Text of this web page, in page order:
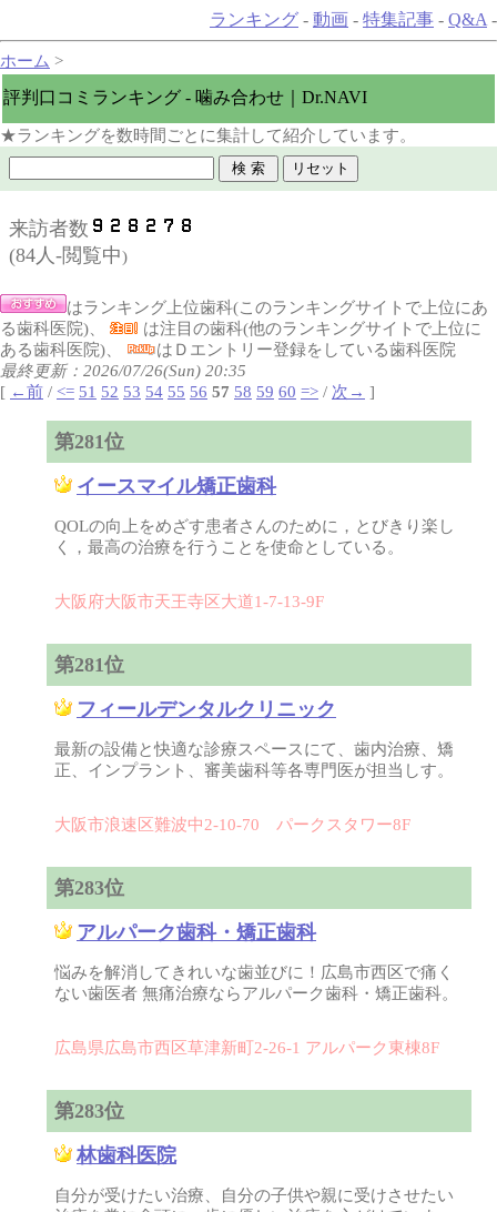
ランキング - 動画 - 特集記事 - Q&A -
ホーム >
評判口コミランキング - 噛み合わせ｜Dr.NAVI
★ランキングを数時間ごとに集計して紹介しています。
来訪者数
(84人-閲覧中)
はランキング上位歯科(このランキングサイトで上位にあ
る歯科医院)、
は注目の歯科(他のランキングサイトで上位に
ある歯科医院)、
はＤエントリー登録をしている歯科医院
最終更新：2026/07/26(Sun) 20:35
[ ←前 / <= 51 52 53 54 55 56 57 58 59 60 => / 次→ ]
第281位
イースマイル矯正歯科
QOLの向上をめざす患者さんのために，とびきり楽し
く，最高の治療を行うことを使命としている。
大阪府大阪市天王寺区大道1-7-13-9F
第281位
フィールデンタルクリニック
最新の設備と快適な診療スペースにて、歯内治療、矯
正、インプラント、審美歯科等各専門医が担当しす。
大阪市浪速区難波中2-10-70 パークスタワー8F
第283位
アルパーク歯科・矯正歯科
悩みを解消してきれいな歯並びに！広島市西区で痛く
ない歯医者 無痛治療ならアルパーク歯科・矯正歯科。
広島県広島市西区草津新町2-26-1 アルパーク東棟8F
第283位
林歯科医院
自分が受けたい治療、自分の子供や親に受けさせたい